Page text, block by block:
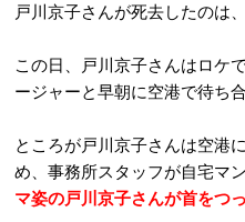
戸川京子さんが死去したのは
この日、戸川京子さんはロケ
ージャーと早朝に空港で待ち
ところが戸川京子さんは空港
め、事務所スタッフが自宅マ
マ姿の戸川京子さんが首をつ